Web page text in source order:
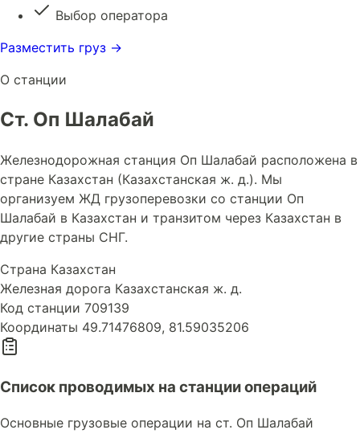
Выбор оператора
Разместить груз →
О станции
Ст. Оп Шалабай
Железнодорожная станция Оп Шалабай расположена в
стране Казахстан (Казахстанская ж. д.). Мы
организуем ЖД грузоперевозки со станции Оп
Шалабай в Казахстан и транзитом через Казахстан в
другие страны СНГ.
Страна Казахстан
Железная дорога Казахстанская ж. д.
Код станции 709139
Координаты 49.71476809, 81.59035206
Список проводимых на станции операций
Основные грузовые операции на ст. Оп Шалабай